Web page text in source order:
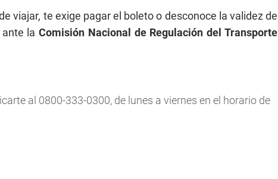
viajar, te exige pagar el boleto o desconoce la validez de
ante laComisión Nacional de Regulación del Transporte
al 0800-333-0300, de lunes a viernes en el horario de